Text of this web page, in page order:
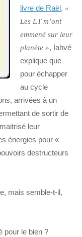
livre de Raël, «
Les ET m’ont
emmené sur leur
planète », Iahvé
explique que
pour échapper
au cycle
arrivées à un
de sortir de
leur
énergies pour «
destructeurs
mais semble-t-il,
pour le bien ?